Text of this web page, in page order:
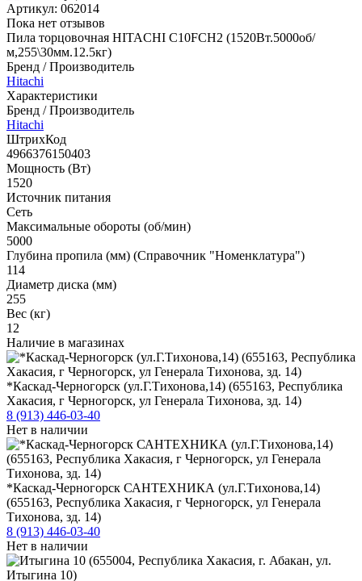
Артикул: 062014
Пока нет отзывов
Пила торцовочная HITACHI C10FCH2 (1520Вт.5000об/
м,255\30мм.12.5кг)
Бренд / Производитель
Hitachi
Характеристики
Бренд / Производитель
Hitachi
ШтрихКод
4966376150403
Мощность (Вт)
1520
Источник питания
Сеть
Максимальные обороты (об/мин)
5000
Глубина пропила (мм) (Справочник "Номенклатура")
114
Диаметр диска (мм)
255
Вес (кг)
12
Наличие в магазинах
*Каскад-Черногорск (ул.Г.Тихонова,14) (655163, Республика
Хакасия, г Черногорск, ул Генерала Тихонова, зд. 14)
8 (913) 446-03-40
Нет в наличии
*Каскад-Черногорск САНТЕХНИКА (ул.Г.Тихонова,14)
(655163, Республика Хакасия, г Черногорск, ул Генерала
Тихонова, зд. 14)
8 (913) 446-03-40
Нет в наличии